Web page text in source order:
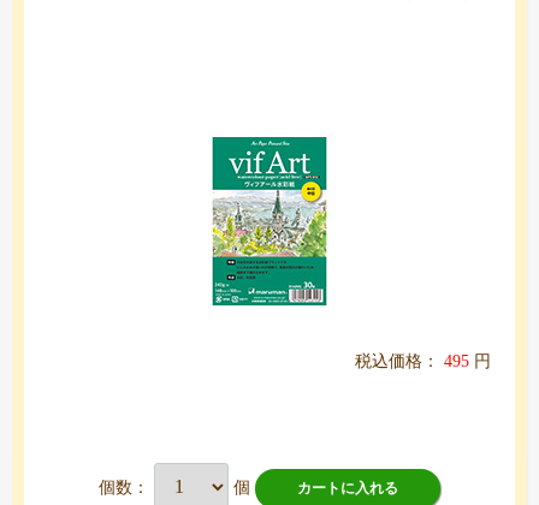
税込価格： 495 円
個数： 個 カートに入れる